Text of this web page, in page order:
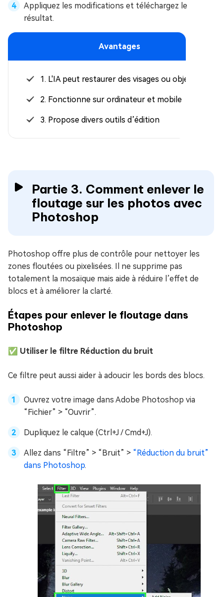
Appliquez les modifications et téléchargez le
résultat.
Avantages
1. L'IA peut restaurer des visages ou objets
2. Fonctionne sur ordinateur et mobile
3. Propose divers outils d’édition
Partie 3. Comment enlever le
floutage sur les photos avec
Photoshop
Photoshop offre plus de contrôle pour nettoyer les
zones floutées ou pixelisées. Il ne supprime pas
totalement la mosaïque mais aide à réduire l’effet de
blocs et à améliorer la clarté.
Étapes pour enlever le floutage dans
Photoshop
✅ Utiliser le filtre Réduction du bruit
Ce filtre peut aussi aider à adoucir les bords des blocs.
Ouvrez votre image dans Adobe Photoshop via
“Fichier” > “Ouvrir”.
Dupliquez le calque (Ctrl+J / Cmd+J).
Allez dans “Filtre” > “Bruit” > “Réduction du bruit”
dans Photoshop.